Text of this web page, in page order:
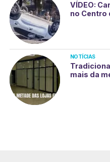
VÍDEO:
no Centro
NOTÍCIAS
mais da